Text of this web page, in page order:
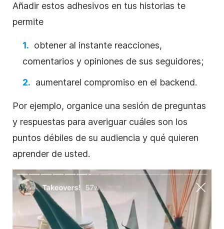
Añadir estos adhesivos en tus historias te
permite
obtener al instante reacciones,
comentarios y opiniones de sus seguidores;
aumentarel compromiso en el backend.
Por ejemplo, organice una sesión de preguntas
y respuestas para averiguar cuáles son los
puntos débiles de su audiencia y qué quieren
aprender de usted.